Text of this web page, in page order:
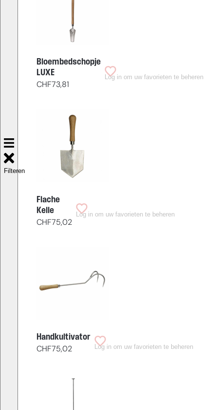
Filteren
Bloembedschopje
LUXE
CHF73,81
Log in om uw favorieten te beheren
Flache
Kelle
CHF75,02
Log in om uw favorieten te beheren
Handkultivator
CHF75,02 Log in om uw favorieten te beheren